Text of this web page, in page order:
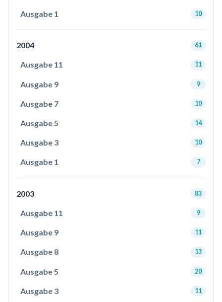
Ausgabe 1 10
2004 61
Ausgabe 11 11
Ausgabe 9 9
Ausgabe 7 10
Ausgabe 5 14
Ausgabe 3 10
Ausgabe 1 7
2003 83
Ausgabe 11 9
Ausgabe 9 11
Ausgabe 8 13
Ausgabe 5 20
Ausgabe 3 11